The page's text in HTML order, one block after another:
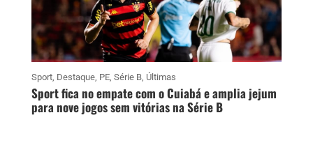
Sport, Destaque, PE, Série B, Últimas
Sport fica no empate com o Cuiabá e amplia jejum
para nove jogos sem vitórias na Série B